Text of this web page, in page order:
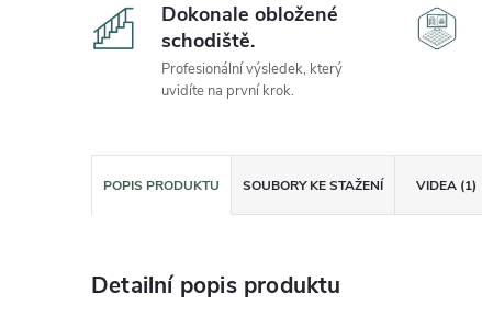
Dokonale obložené
schodiště.
Profesionální výsledek, který
uvidíte na první krok.
POPIS PRODUKTU SOUBORY KE STAŽENÍ VIDEA (1)
Detailní popis produktu